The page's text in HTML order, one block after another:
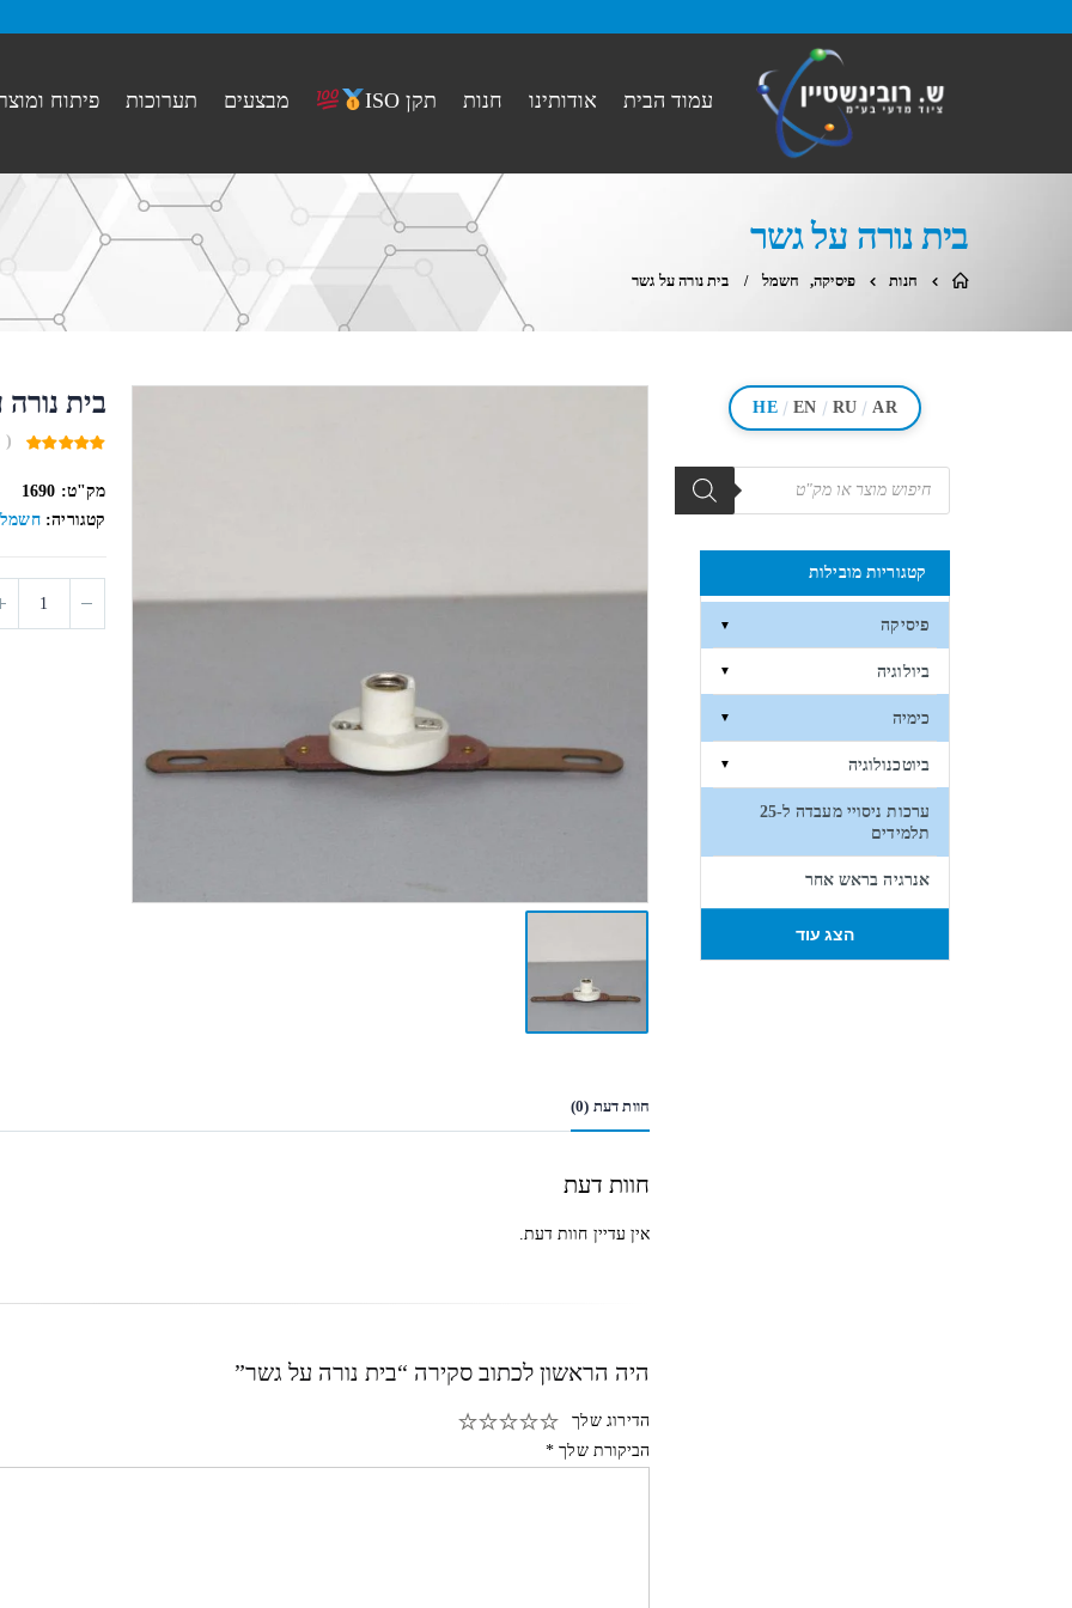
עמוד הבית אודותינו חנות תקן ISO מבצעים תערוכות פיתוח
בית נורה על גשר
חנות פיסיקה, חשמל בית נורה על גשר
בית
out
of
5
(
מק"ט: 1690
קטגוריה:חשמל
חוות דעת (0)
חוות דעת
אין עדיין חוות דעת.
היה הראשון לכתוב סקירה “בית נורה על גשר”
הדירוג שלך
הביקורת שלך *
HE / EN / RU / AR
מוצרים
search
קטגוריות מובילות
פיסיקה ▼
ביולוגיה ▼
כימיה ▼
ביוטכנולוגיה ▼
ערכות ניסויי מעבדה ל-25
תלמידים
אנרגיה בראש אחר
הצג עוד